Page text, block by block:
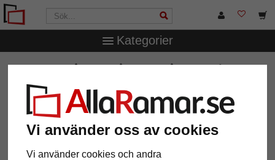
Vi använder oss av cookies
Vi använder cookies och andra
Kategorier
AllaRamar.se Ramtyp Träramar
Träram måttbeställd,
Träram måttbeställd, Opera 15